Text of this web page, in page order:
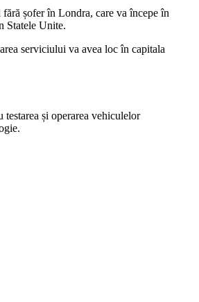
șofer în Londra, care va începe în
Statele Unite.
serviciului va avea loc în capitala
și operarea vehiculelor